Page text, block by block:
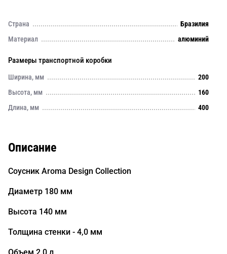
Страна
Бразилия
Материал
алюминий
Размеры транспортной коробки
Ширина, мм
200
Высота, мм
160
Длина, мм
400
Описание
Соусник Aroma Design Collection
Диаметр 180 мм
Высота 140 мм
Толщина стенки - 4,0 мм